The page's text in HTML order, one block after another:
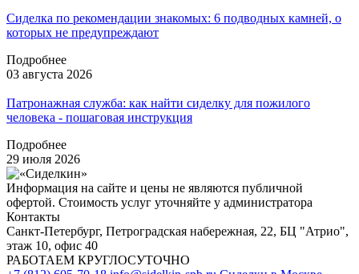
Сиделка по рекомендации знакомых: 6 подводных камней, о
которых не предупреждают
Подробнее
03 августа 2026
Патронажная служба: как найти сиделку для пожилого
человека - пошаговая инструкция
Подробнее
29 июля 2026
Информация на сайте и цены не являются публичной
офертой. Стоимость услуг уточняйте у администратора
Контакты
Санкт-Петербург, Петроградская набережная, 22, БЦ "Атрио",
этаж 10, офис 40
РАБОТАЕМ КРУГЛОСУТОЧНО